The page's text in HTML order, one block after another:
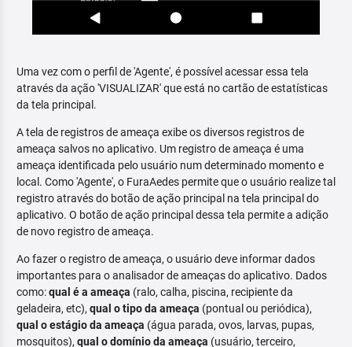
Uma vez com o perfil de 'Agente', é possível acessar essa tela
através da ação 'VISUALIZAR' que está no cartão de estatísticas
da tela principal.
A tela de registros de ameaça exibe os diversos registros de
ameaça salvos no aplicativo. Um registro de ameaça é uma
ameaça identificada pelo usuário num determinado momento e
local. Como 'Agente', o FuraAedes permite que o usuário realize tal
registro através do botão de ação principal na tela principal do
aplicativo. O botão de ação principal dessa tela permite a adição
de novo registro de ameaça.
Ao fazer o registro de ameaça, o usuário deve informar dados
importantes para o analisador de ameaças do aplicativo. Dados
como:qual é a ameaça (ralo, calha, piscina, recipiente da
geladeira, etc), qual o tipo da ameaça (pontual ou periódica),
qual o estágio da ameaça (água parada, ovos, larvas, pupas,
mosquitos), qual o domínio da ameaça (usuário, terceiro,